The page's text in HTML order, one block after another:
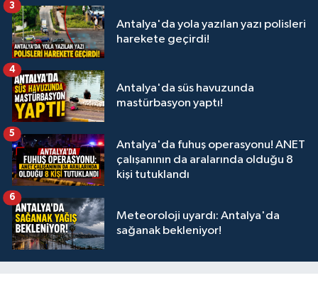
Antalya'da yola yazılan yazı polisleri
harekete geçirdi!
3
Antalya'da süs havuzunda
mastürbasyon yaptı!
4
Antalya'da fuhuş operasyonu! ANET
çalışanının da aralarında olduğu 8
kişi tutuklandı
5
Meteoroloji uyardı: Antalya'da
sağanak bekleniyor!
6